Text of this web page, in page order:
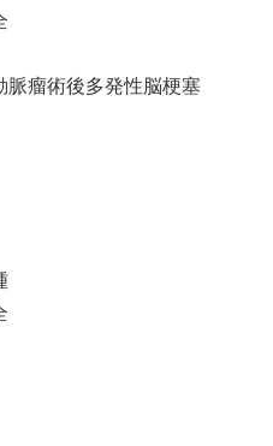
瘤術後多発性脳梗塞